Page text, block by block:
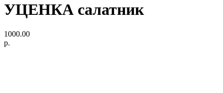
УЦЕНКА салатник
1000.00
р.